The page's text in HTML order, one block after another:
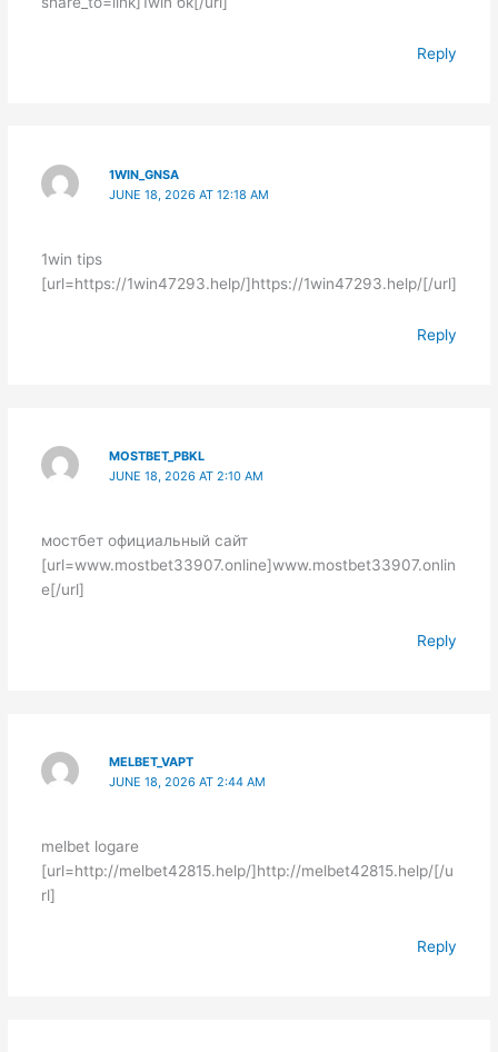
Reply
1WIN_GNSA
JUNE 18, 2026 AT 12:18 AM
1win tips
[url=https://1win47293.help/]https://1win47293.help/[/url]
Reply
MOSTBET_PBKL
JUNE 18, 2026 AT 2:10 AM
мостбет официальный сайт
[url=www.mostbet33907.online]www.mostbet33907.onlin
e[/url]
Reply
MELBET_VAPT
JUNE 18, 2026 AT 2:44 AM
melbet logare
[url=http://melbet42815.help/]http://melbet42815.help/[/u
rl]
Reply